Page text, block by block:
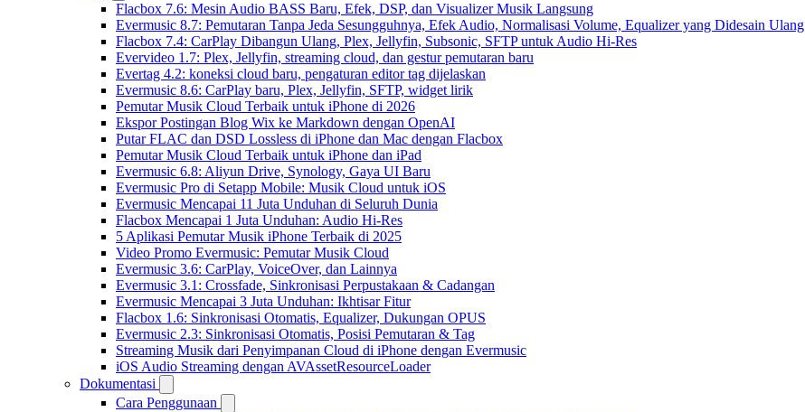
Flacbox 7.6: Mesin Audio BASS Baru, Efek, DSP, dan Visualizer Musik Langsung
Evermusic 8.7: Pemutaran Tanpa Jeda Sesungguhnya, Efek Audio, Normalisasi Volume, Equalizer yang Didesain Ulang
Flacbox 7.4: CarPlay Dibangun Ulang, Plex, Jellyfin, Subsonic, SFTP untuk Audio Hi-Res
Evervideo 1.7: Plex, Jellyfin, streaming cloud, dan gestur pemutaran baru
Evertag 4.2: koneksi cloud baru, pengaturan editor tag dijelaskan
Evermusic 8.6: CarPlay baru, Plex, Jellyfin, SFTP, widget lirik
Pemutar Musik Cloud Terbaik untuk iPhone di 2026
Ekspor Postingan Blog Wix ke Markdown dengan OpenAI
Putar FLAC dan DSD Lossless di iPhone dan Mac dengan Flacbox
Pemutar Musik Cloud Terbaik untuk iPhone dan iPad
Evermusic 6.8: Aliyun Drive, Synology, Gaya UI Baru
Evermusic Pro di Setapp Mobile: Musik Cloud untuk iOS
Evermusic Mencapai 11 Juta Unduhan di Seluruh Dunia
Flacbox Mencapai 1 Juta Unduhan: Audio Hi-Res
5 Aplikasi Pemutar Musik iPhone Terbaik di 2025
Video Promo Evermusic: Pemutar Musik Cloud
Evermusic 3.6: CarPlay, VoiceOver, dan Lainnya
Evermusic 3.1: Crossfade, Sinkronisasi Perpustakaan & Cadangan
Evermusic Mencapai 3 Juta Unduhan: Ikhtisar Fitur
Flacbox 1.6: Sinkronisasi Otomatis, Equalizer, Dukungan OPUS
Evermusic 2.3: Sinkronisasi Otomatis, Posisi Pemutaran & Tag
Streaming Musik dari Penyimpanan Cloud di iPhone dengan Evermusic
iOS Audio Streaming dengan AVAssetResourceLoader
Dokumentasi
Cara Penggunaan